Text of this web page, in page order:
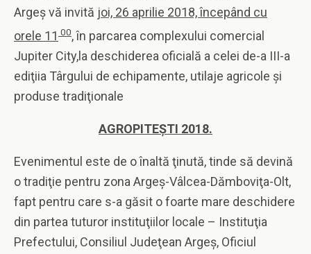
Argeş vă invită joi, 26 aprilie 2018, începând cu
orele 11 00, în parcarea complexului comercial
Jupiter City,la deschiderea oficială a celei de-a III-a
ediţiia Târgului de echipamente, utilaje agricole și
produse tradiţionale
AGROPITEŞTI 2018.
Evenimentul este de o înaltă ţinută, tinde să devină
o tradiţie pentru zona Argeş-Vâlcea-Dămboviţa-Olt,
fapt pentru care s-a găsit o foarte mare deschidere
din partea tuturor instituţiilor locale – Instituţia
Prefectului, Consiliul Judeţean Argeş, Oficiul